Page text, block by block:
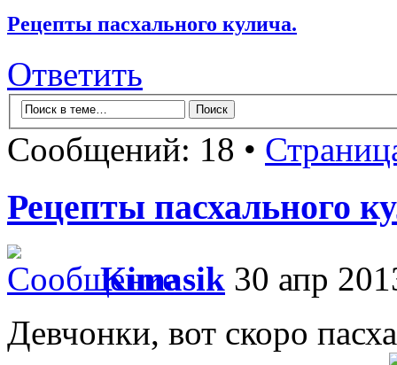
Рецепты пасхального кулича.
Ответить
Сообщений: 18 •
Рецепты пасхального
Kimasik 30 апр
Девчонки, вот скоро